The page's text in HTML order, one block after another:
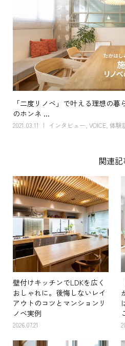
「二度リノベ」で叶える理想の
のホンネ ...
2021.03.11 インタビュー VOICE, 体験
関連
壁付けキッチンでLDKを広く
おしゃれに。後悔しないレイ
アウトのコツとマンションリ
ノベ実例
2026.07.21